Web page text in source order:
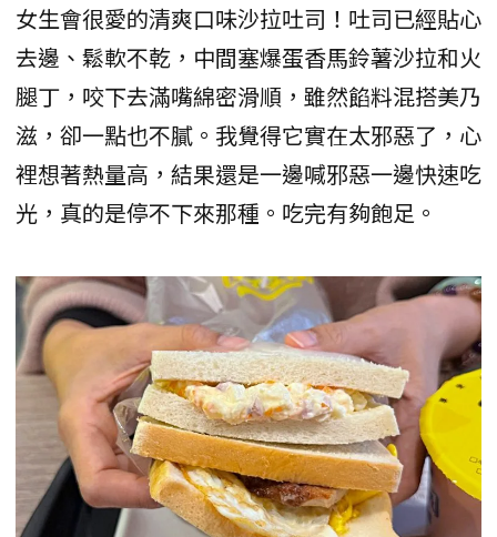
女生會很愛的清爽口味沙拉吐司！吐司已經貼心
去邊、鬆軟不乾，中間塞爆蛋香馬鈴薯沙拉和火
腿丁，咬下去滿嘴綿密滑順，雖然餡料混搭美乃
滋，卻一點也不膩。我覺得它實在太邪惡了，心
裡想著熱量高，結果還是一邊喊邪惡一邊快速吃
光，真的是停不下來那種。吃完有夠飽足。